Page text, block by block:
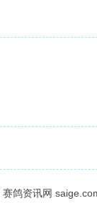
赛鸽资讯网